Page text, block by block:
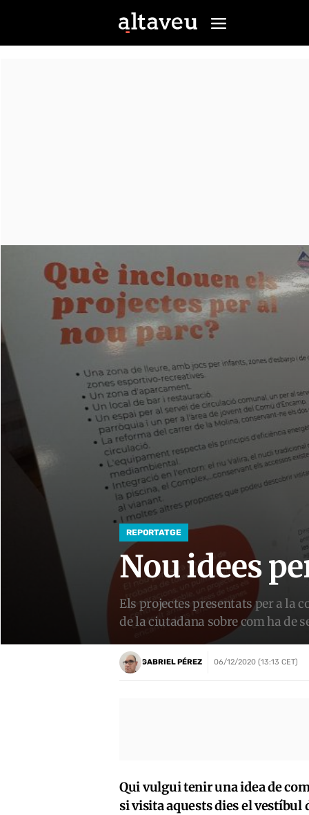
REPORTATGE
Nou idees
Els projectes presentats per a la
de la ciutadana sobre com ha de
GABRIEL PÉREZ 06/12/2020 (13:13 CET)
Qui vulgui tenir una idea de
si visita aquests dies el